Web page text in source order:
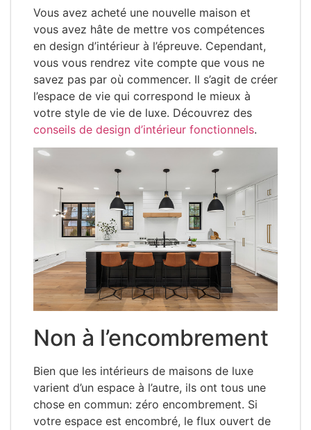
Vous avez acheté une nouvelle maison et
vous avez hâte de mettre vos compétences
en design d’intérieur à l’épreuve. Cependant,
vous vous rendrez vite compte que vous ne
savez pas par où commencer. Il s’agit de créer
l’espace de vie qui correspond le mieux à
votre style de vie de luxe. Découvrez des
conseils de design d’intérieur fonctionnels.
Non à l’encombrement
Bien que les intérieurs de maisons de luxe
varient d’un espace à l’autre, ils ont tous une
chose en commun: zéro encombrement. Si
votre espace est encombré, le flux ouvert de